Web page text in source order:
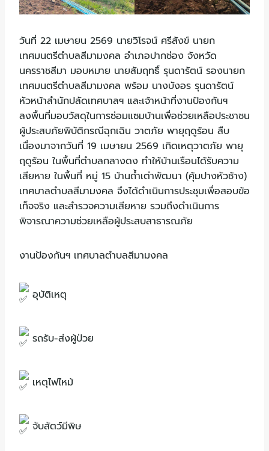
วันที่ 22 เมษายน 2569 นายวิโรจน์ ศรีสังข์ นายก
เทศมนตรีตำบลสีมามงคล อำเภอปากช่อง จังหวัด
นครราชสีมา มอบหมาย นายสัมฤทธิ์ รุนดารัตน์ รองนายก
เทศมนตรีตำบลสีมามงคล พร้อม นางบังอร รุนดารัตน์
หัวหน้าสำนักปลัดเทศบาลฯ และเจ้าหน้าที่งานป้องกันฯ
ลงพื้นที่มอบวัสดุในการซ่อมแซมบ้านเพื่อช่วยเหลือประชาชน
ผู้ประสบภัยพิบัติกรณีฉุกเฉิน วาตภัย พายุฤดูร้อน สืบ
เนื่องมาจากวันที่ 19 เมษายน 2569 เกิดเหตุวาตภัย พายุ
ฤดูร้อน ในพื้นที่ตำบลกลางดง ทำให้บ้านเรือนได้รับความ
เสียหาย ในพื้นที่ หมู่ 15 บ้านถ้ำเต่าพัฒนา (คุ้มปางหัวช้าง)
เทศบาลตำบลสีมามงคล จึงได้ดำเนินการประชุมเพื่อสอบข้อ
เท็จจริง และสำรวจความเสียหาย รวมถึงดำเนินการ
พิจารณาความช่วยเหลือผู้ประสบสาธารณภัย
งานป้องกันฯ เทศบาลตำบลสีมามงคล
อุบัติเหตุ
รถรับ-ส่งผู้ป่วย
เหตุไฟไหม้
จับสัตว์มีพิษ